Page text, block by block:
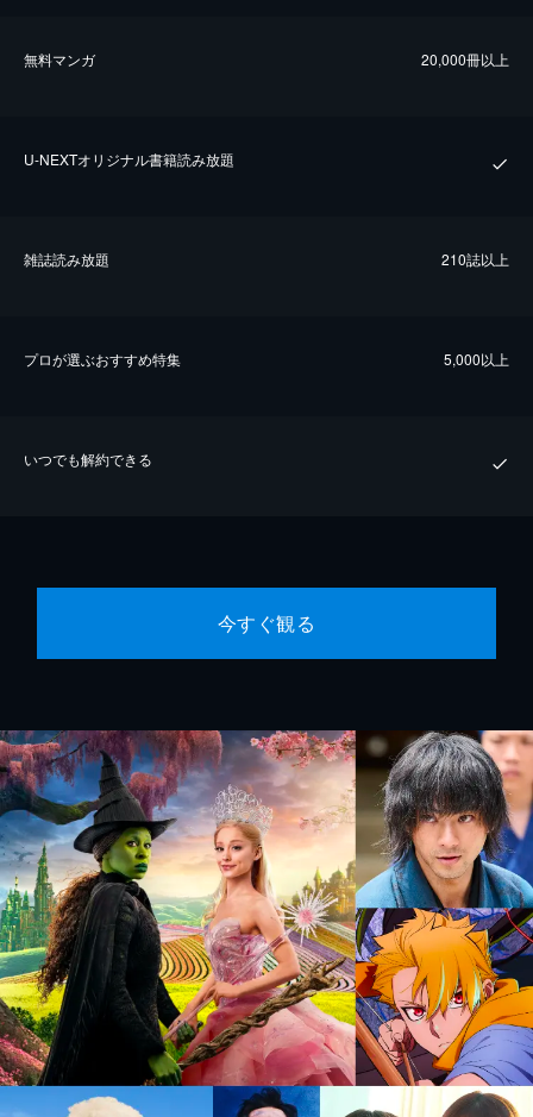
無料マンガ 20,000冊以上
U-NEXTオリジナル書籍読み放題
雑誌読み放題 210誌以上
プロが選ぶおすすめ特集 5,000以上
いつでも解約できる
今すぐ観る